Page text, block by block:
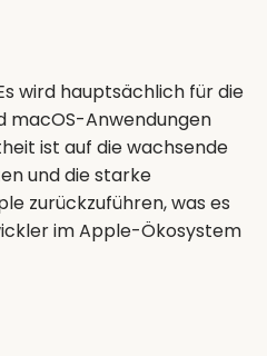
wird hauptsächlich für die
macOS-Anwendungen
ist auf die wachsende
und die starke
zurückzuführen, was es
im Apple-Ökosystem